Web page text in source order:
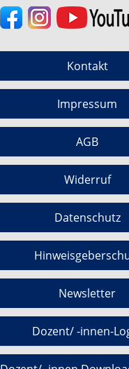
Kontakt
Impressum
AGB
Widerruf
Datenschutz
Newsletter
Dozent/ -innen-